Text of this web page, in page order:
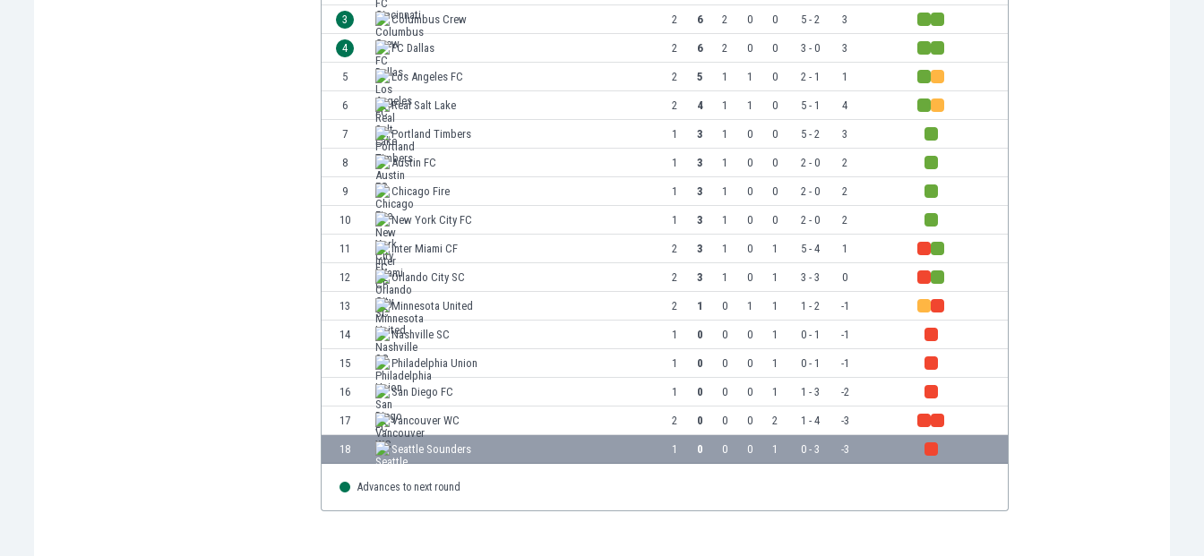
3 Columbus Crew 2 6 2 0 0 5 - 2 3
4 FC Dallas 2 6 2 0 0 3 - 0 3
5 Los Angeles FC 2 5 1 1 0 2 - 1 1
6 Real Salt Lake 2 4 1 1 0 5 - 1 4
7 Portland Timbers 1 3 1 0 0 5 - 2 3
8 Austin FC 1 3 1 0 0 2 - 0 2
9 Chicago Fire 1 3 1 0 0 2 - 0 2
10 New York City FC 1 3 1 0 0 2 - 0 2
11 Inter Miami CF 2 3 1 0 1 5 - 4 1
12 Orlando City SC 2 3 1 0 1 3 - 3 0
13 Minnesota United 2 1 0 1 1 1 - 2 -1
14 Nashville SC 1 0 0 0 1 0 - 1 -1
15 Philadelphia Union 1 0 0 0 1 0 - 1 -1
16 San Diego FC 1 0 0 0 1 1 - 3 -2
17 Vancouver WC 2 0 0 0 2 1 - 4 -3
18 Seattle Sounders 1 0 0 0 1 0 - 3 -3
Advances to next round